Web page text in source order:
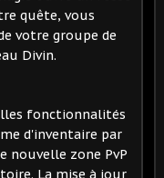
quête, vous
votre groupe de
Divin.
fonctionnalités
d'inventaire par
nouvelle zone PvP
La mise à jour